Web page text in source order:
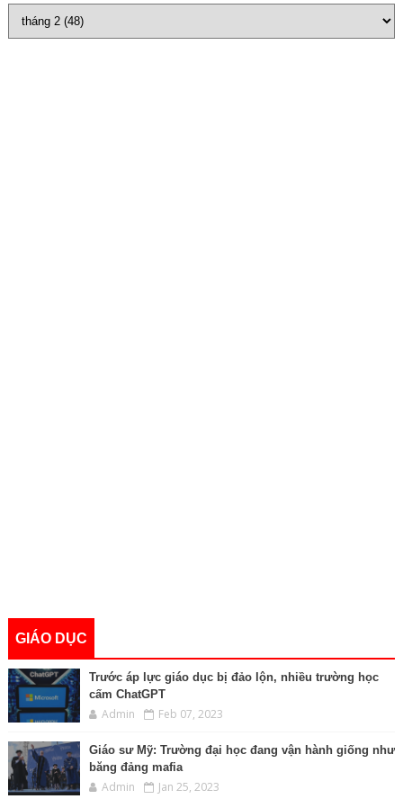
GIÁO DỤC
Trước áp lực giáo dục bị đảo lộn, nhiều trường học
cấm ChatGPT
Admin Feb 07, 2023
Giáo sư Mỹ: Trường đại học đang vận hành giống như
băng đảng mafia
Admin Jan 25, 2023